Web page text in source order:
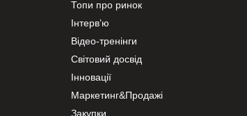
Топи про ринок
Інтерв’ю
Відео-тренінги
Світовий досвід
Інновації
Маркетинг&Продажі
Закупки